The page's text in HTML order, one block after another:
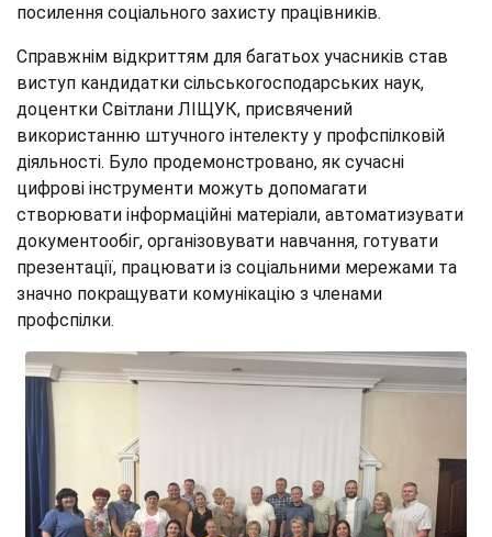
посилення соціального захисту працівників.
Справжнім відкриттям для багатьох учасників став
виступ кандидатки сільськогосподарських наук,
доцентки Світлани ЛІЩУК, присвячений
використанню штучного інтелекту у профспілковій
діяльності. Було продемонстровано, як сучасні
цифрові інструменти можуть допомагати
створювати інформаційні матеріали, автоматизувати
документообіг, організовувати навчання, готувати
презентації, працювати із соціальними мережами та
значно покращувати комунікацію з членами
профспілки.